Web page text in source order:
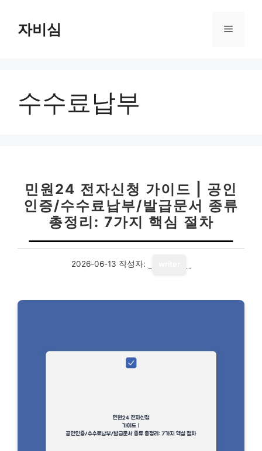
자비심 메
수수료납부
민원24 전자신청 가이드 | 공인
인증/수수료납부/발급문서 종류
총정리: 7가지 핵심 절차
2026-06-13 작성자: